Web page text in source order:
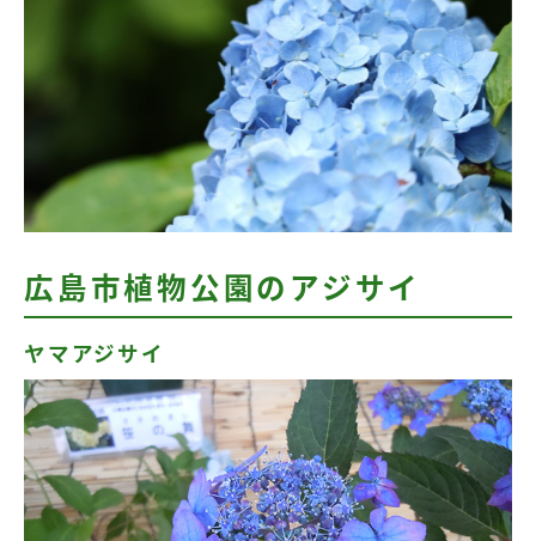
広島市植物公園のアジサイ
ヤマアジサイ